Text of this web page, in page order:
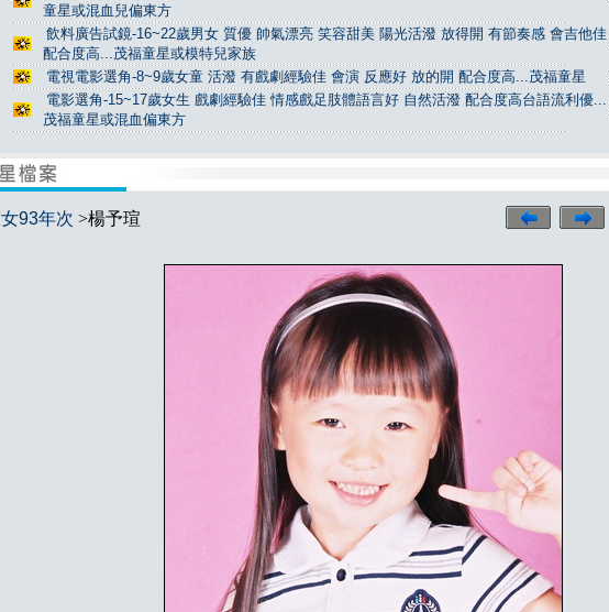
童星或混血兒偏東方
飲料廣告試鏡-16~22歲男女 質優 帥氣漂亮 笑容甜美 陽光活潑 放得開 有節奏感 會吉他佳
配合度高...茂福童星或模特兒家族
電視電影選角-8~9歲女童 活潑 有戲劇經驗佳 會演 反應好 放的開 配合度高...茂福童星
電影選角-15~17歲女生 戲劇經驗佳 情感戲足肢體語言好 自然活潑 配合度高台語流利優...
茂福童星或混血偏東方
女93年次 >楊予瑄